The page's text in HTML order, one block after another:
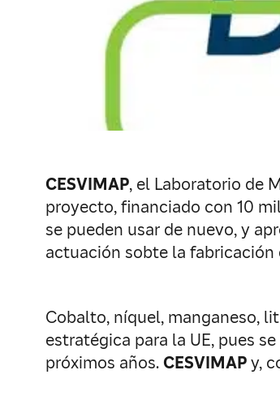
CESVIMAP, el Laboratorio de
proyecto, financiado con 10
se pueden usar de nuevo, y
actuación sobte la fabricación
Cobalto, níquel, manganeso,
estratégica para la UE, pues
próximos años.CESVIMAPy,